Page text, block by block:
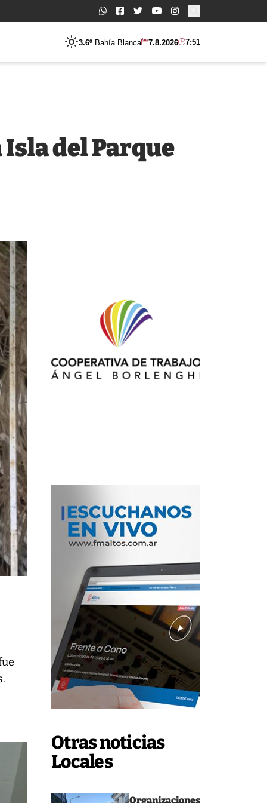
Buscar:
3.6º Bahía Blanca 7.8.2026 7:51
Otras noticias
Locales
Organizaciones
del Parque